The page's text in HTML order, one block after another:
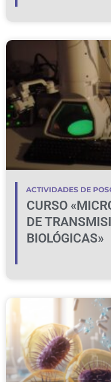
ACTIVIDADES DE
CURSO
DE
BIOLÓGICAS»